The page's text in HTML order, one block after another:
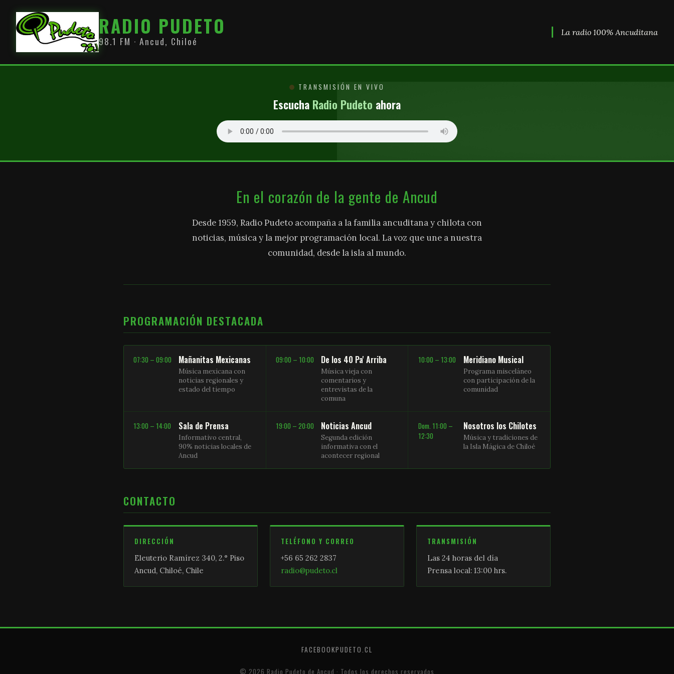
RADIO PUDETO
98.1 FM · Ancud, Chiloé
La radio 100% Ancuditana
TRANSMISIÓN EN VIVO
Escucha Radio Pudeto ahora
En el corazón de la gente de Ancud
Desde 1959, Radio Pudeto acompaña a la familia ancuditana y chilota con
noticias, música y la mejor programación local. La voz que une a nuestra
comunidad, desde la isla al mundo.
PROGRAMACIÓN DESTACADA
07:30 – 09:00 Mañanitas Mexicanas
Música mexicana con
noticias regionales y
estado del tiempo
09:00 – 10:00 De los 40 Pa' Arriba
Música vieja con
comentarios y
entrevistas de la
comuna
10:00 – 13:00 Meridiano Musical
Programa misceláneo
con participación de la
comunidad
13:00 – 14:00 Sala de Prensa
Informativo central,
90% noticias locales de
Ancud
19:00 – 20:00 Noticias Ancud
Segunda edición
informativa con el
acontecer regional
Dom. 11:00 –
12:30
Nosotros los Chilotes
Música y tradiciones de
la Isla Mágica de Chiloé
CONTACTO
DIRECCIÓN
Eleuterio Ramírez 340, 2.° Piso
Ancud, Chiloé, Chile
TELÉFONO Y CORREO
+56 65 262 2837
radio@pudeto.cl
TRANSMISIÓN
Las 24 horas del día
Prensa local: 13:00 hrs.
FACEBOOKPUDETO.CL
© 2026 Radio Pudeto de Ancud · Todos los derechos reservados